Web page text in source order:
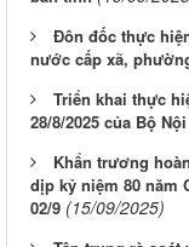
Đôn đốc thực
nước cấp xã,
Triển khai thực
28/8/2025 của Bộ
Khẩn trương
dịp kỷ niệm 80 năm
02/9 (15/09/2025)